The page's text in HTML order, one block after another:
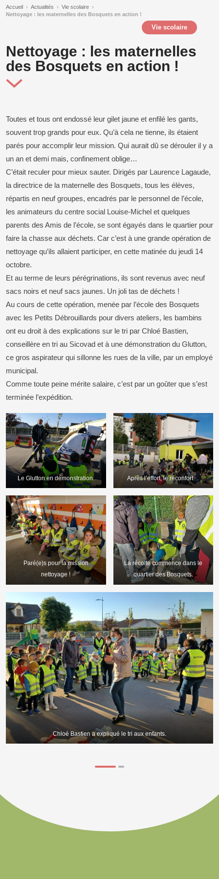
Accueil › Actualités › Vie scolaire ›
Nettoyage : les maternelles des Bosquets en action !
Vie scolaire
Nettoyage : les maternelles
des Bosquets en action !
Toutes et tous ont endossé leur gilet jaune et enfilé les gants,
souvent trop grands pour eux. Qu’à cela ne tienne, ils étaient
parés pour accomplir leur mission. Qui aurait dû se dérouler il y a
un an et demi mais, confinement oblige…
C’était reculer pour mieux sauter. Dirigés par Laurence Lagaude,
la directrice de la maternelle des Bosquets, tous les élèves,
répartis en neuf groupes, encadrés par le personnel de l’école,
les animateurs du centre social Louise-Michel et quelques
parents des Amis de l’école, se sont égayés dans le quartier pour
faire la chasse aux déchets. Car c’est à une grande opération de
nettoyage qu’ils allaient participer, en cette matinée du jeudi 14
octobre.
Et au terme de leurs pérégrinations, ils sont revenus avec neuf
sacs noirs et neuf sacs jaunes. Un joli tas de déchets !
Au cours de cette opération, menée par l’école des Bosquets
avec les Petits Débrouillards pour divers ateliers, les bambins
ont eu droit à des explications sur le tri par Chloé Bastien,
conseillère en tri au Sicovad et à une démonstration du Glutton,
ce gros aspirateur qui sillonne les rues de la ville, par un employé
municipal.
Comme toute peine mérite salaire, c’est par un goûter que s’est
terminée l’expédition.
Le Glutton en démonstration. Après l’effort, le réconfort…
Paré(e)s pour la mission
nettoyage !
La récolte commence dans le
quartier des Bosquets.
Chloé Bastien a expliqué le tri aux enfants.